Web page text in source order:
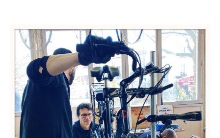
3
questions
à…
Didier
Tatard,
formateur